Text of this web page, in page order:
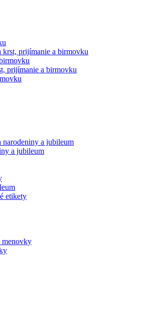
krst, prijímanie a birmovku
prijímanie a birmovku
narodeniny a jubileum
a jubileum
etikety
menovky